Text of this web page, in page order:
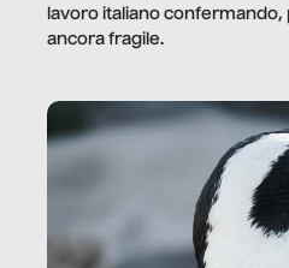
lavoro italiano
ancora fragile.